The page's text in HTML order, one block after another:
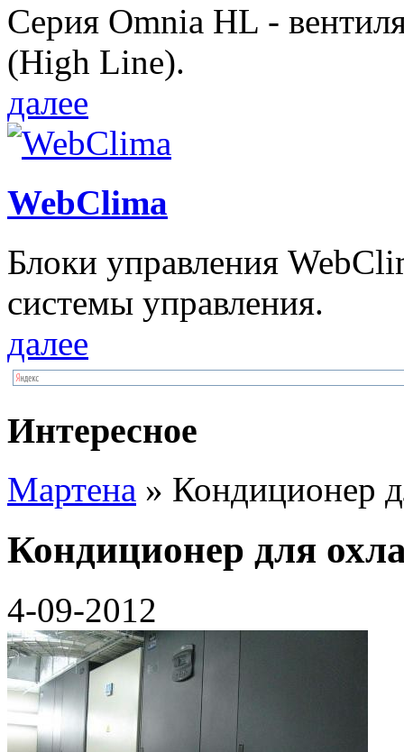
Серия Omnia HL -
(High Line).
далее
WebClima
Блоки упрaвлeния
системы управления.
далее
Интересное
Мартена » Кондиционер
Кондиционер для
4-09-2012